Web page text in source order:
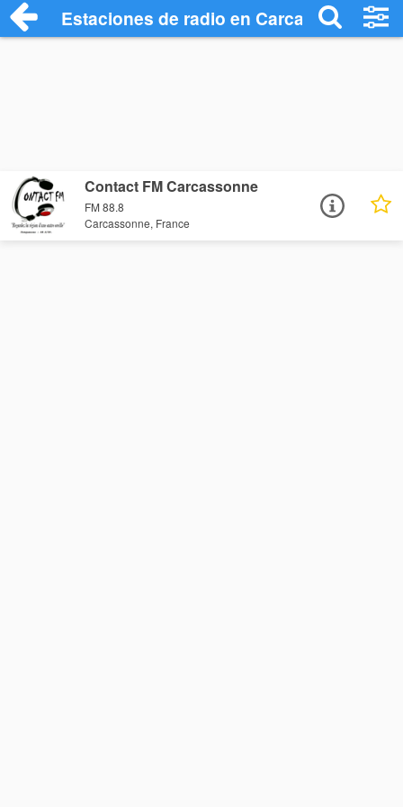
Estaciones de radio en Carcassonne -
Contact FM Carcassonne
FM 88.8
Carcassonne, France